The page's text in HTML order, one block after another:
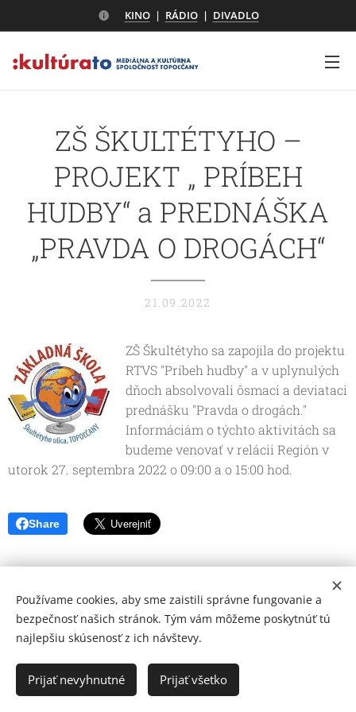
KINO| RÁDIO| DIVADLO
ZŠ ŠKULTÉTYHO –
PROJEKT „ PRÍBEH
HUDBY“ a PREDNÁŠKA
„PRAVDA O DROGÁCH“
21.09.2022
ZŠ Škultétyho sa zapojila do projektu
RTVS "Príbeh hudby" a v uplynulých
dňoch absolvovali ôsmaci a deviataci
prednášku "Pravda o drogách."
Informáciám o týchto aktivitách sa
budeme venovať v relácii Región v
utorok 27. septembra 2022 o 09:00 a o 15:00 hod.
Share
© 2026 Mediálna a kultúrna spoločnosť Topoľčany, s.r.o.
Ochrana osobných údajov
www.kulturato.sk
Cookies
Používame cookies, aby sme zaistili správne fungovanie a
bezpečnosť našich stránok. Tým vám môžeme poskytnúť tú
najlepšiu skúsenosť z ich návštevy.
Prijať nevyhnutné Prijať všetko